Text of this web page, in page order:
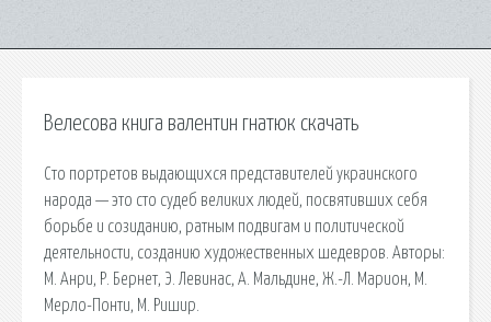
Велесова книга валентин гнатюк скачать
Сто портретов выдающихся представителей украинского
народа — это сто судеб великих людей, посвятивших себя
борьбе и созиданию, ратным подвигам и политической
деятельности, созданию художественных шедевров. Авторы:
М. Анри, Р. Бернет, Э. Левинас, А. Мальдине, Ж.-Л. Марион, М.
Мерло-Понти, М. Ришир.